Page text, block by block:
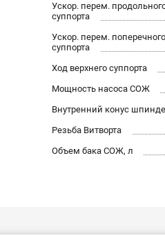
Ускор. перем.
суппорта
Ускор. перем. поперечного
суппорта
Ход верхнего суппорта
Мощность насоса СОЖ
Внутренний конус
Резьба Витворта
Объем бака СОЖ, л